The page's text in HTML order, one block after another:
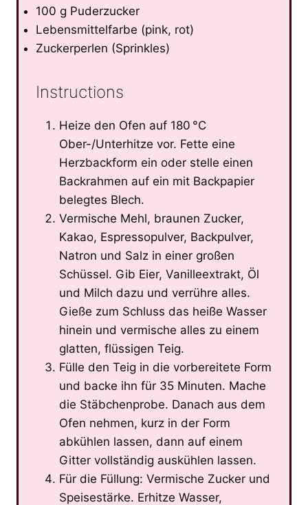
100 g Puderzucker
Lebensmittelfarbe (pink, rot)
Zuckerperlen (Sprinkles)
Instructions
Heize den Ofen auf 180 °C
Ober-/Unterhitze vor. Fette eine
Herzbackform ein oder stelle einen
Backrahmen auf ein mit Backpapier
belegtes Blech.
Vermische Mehl, braunen Zucker,
Kakao, Espressopulver, Backpulver,
Natron und Salz in einer großen
Schüssel. Gib Eier, Vanilleextrakt, Öl
und Milch dazu und verrühre alles.
Gieße zum Schluss das heiße Wasser
hinein und vermische alles zu einem
glatten, flüssigen Teig.
Fülle den Teig in die vorbereitete Form
und backe ihn für 35 Minuten. Mache
die Stäbchenprobe. Danach aus dem
Ofen nehmen, kurz in der Form
abkühlen lassen, dann auf einem
Gitter vollständig auskühlen lassen.
Für die Füllung: Vermische Zucker und
Speisestärke. Erhitze Wasser,